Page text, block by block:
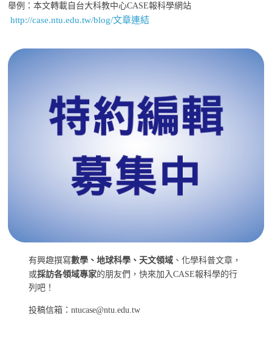
舉例：本文轉載自台大科教中心CASE報科學網站
http://case.ntu.edu.tw/blog/文章連結
有興趣撰寫數學、地球科學、天文領域 、化學科普文章，
或採訪各領域專家的朋友們，快來加入CASE報科學的行
列吧！
投稿信箱：ntucase@ntu.edu.tw